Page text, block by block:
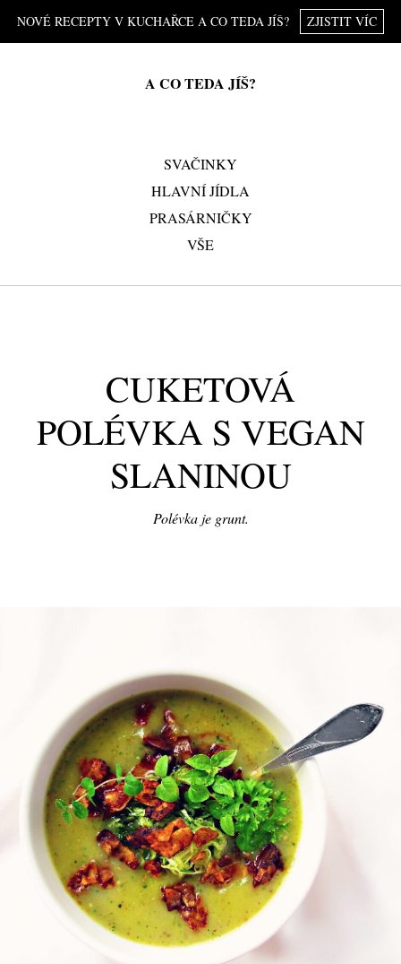
NOVÉ RECEPTY V KUCHAŘCE A CO TEDA JÍŠ? ZJISTIT VÍC
A CO TEDA JÍŠ?
SVAČINKY
HLAVNÍ JÍDLA
PRASÁRNIČKY
VŠE
CUKETOVÁ
POLÉVKA S VEGAN
SLANINOU
Polévka je grunt.